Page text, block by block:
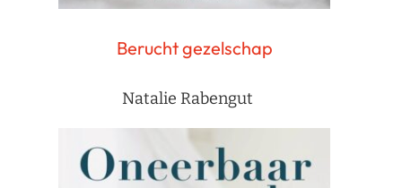
Berucht gezelschap
Natalie Rabengut